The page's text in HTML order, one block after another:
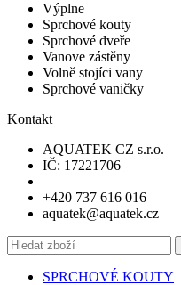
Výplne
Sprchové kouty
Sprchové dveře
Vanove zástěny
Volně stojíci vany
Sprchové vaničky
Kontakt
AQUATEK CZ s.r.o.
IČ: 17221706
+420 737 616 016
aquatek@aquatek.cz
SPRCHOVÉ KOUTY